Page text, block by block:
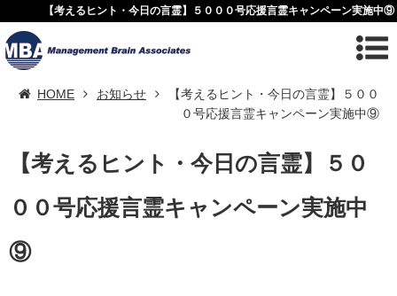
【考えるヒント・今日の言霊】５０００号応援言霊キャンペーン実施中⑨
HOME お知らせ
【考えるヒント・今日の言霊】５００
０号応援言霊キャンペーン実施中⑨
【考えるヒント・今日の言霊】５０
００号応援言霊キャンペーン実施中
⑨